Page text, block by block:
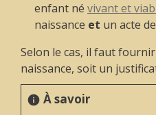
enfant né vivant et
naissance et un acte
Selon le cas, il faut
naissance, soit un
info À savoir